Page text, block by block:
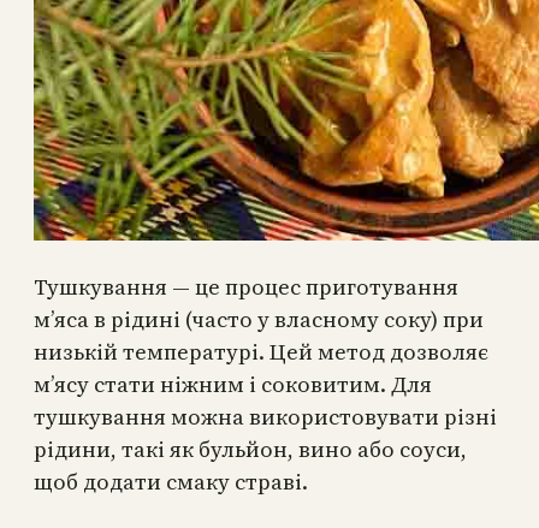
Тушкування — це процес приготування
м’яса в рідині (часто у власному соку) при
низькій температурі. Цей метод дозволяє
м’ясу стати ніжним і соковитим. Для
тушкування можна використовувати різні
рідини, такі як бульйон, вино або соуси,
щоб додати смаку страві.